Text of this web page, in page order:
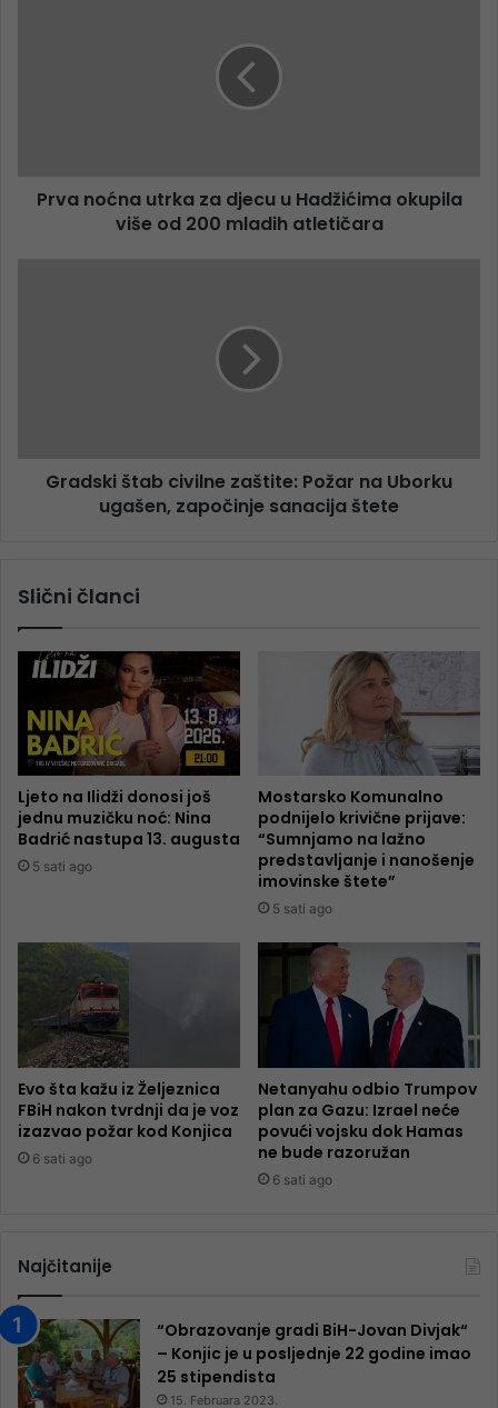
Prva noćna utrka za djecu u Hadžićima okupila
više od 200 mladih atletičara
Gradski štab civilne zaštite: Požar na Uborku
ugašen, započinje sanacija štete
Slični članci
Ljeto na Ilidži donosi još
jednu muzičku noć: Nina
Badrić nastupa 13. augusta
5 sati ago
Mostarsko Komunalno
podnijelo krivične prijave:
“Sumnjamo na lažno
predstavljanje i nanošenje
imovinske štete”
5 sati ago
Evo šta kažu iz Željeznica
FBiH nakon tvrdnji da je voz
izazvao požar kod Konjica
6 sati ago
Netanyahu odbio Trumpov
plan za Gazu: Izrael neće
povući vojsku dok Hamas
ne bude razoružan
6 sati ago
Najčitanije
“Obrazovanje gradi BiH-Jovan Divjak“
– Konjic je u posljednje 22 godine imao
25 ​​stipendista
15. Februara 2023.